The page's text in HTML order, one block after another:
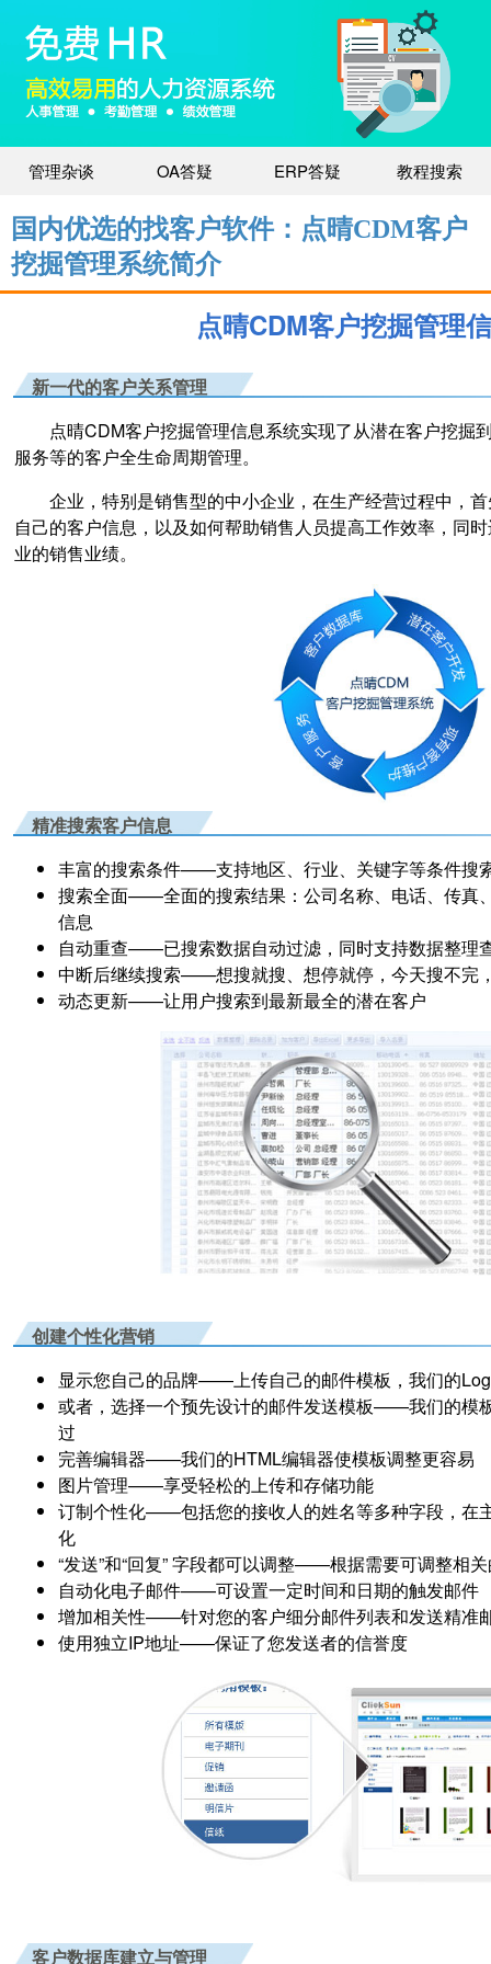
管理杂谈 OA答疑 ERP答疑 教程搜索
国内优选的找客户软件：点晴CDM客户
挖掘管理系统简介
点晴CDM客户挖掘管理
新一代的客户关系管理
点晴CDM客户挖掘管理信息系统实现了从潜在客户挖掘
服务等的客户全生命周期管理。
企业，特别是销售型的中小企业，在生产经营过程中，首
自己的客户信息，以及如何帮助销售人员提高工作效率，同
业的销售业绩。
精准搜索客户信息
丰富的搜索条件——支持地区、行业、关键字等条件搜
搜索全面——全面的搜索结果：公司名称、电话、传真
信息
自动重查——已搜索数据自动过滤，同时支持数据整理
中断后继续搜索——想搜就搜、想停就停，今天搜不完
动态更新——让用户搜索到最新最全的潜在客户
创建个性化营销
显示您自己的品牌——上传自己的邮件模板，我们的
或者，选择一个预先设计的邮件发送模板——我们的模
过
完善编辑器——我们的HTML编辑器使模板调整更容易
图片管理——享受轻松的上传和存储功能
订制个性化——包括您的接收人的姓名等多种字段，在
化
“发送”和“回复” 字段都可以调整——根据需要可调整相关
自动化电子邮件——可设置一定时间和日期的触发邮件
增加相关性——针对您的客户细分邮件列表和发送精准
使用独立IP地址——保证了您发送者的信誉度
客户数据库建立与管理